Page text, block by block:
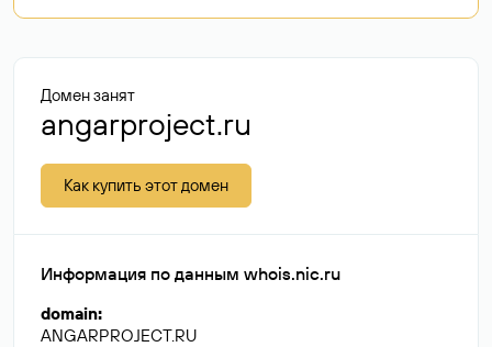
Домен занят
angarproject.ru
Как купить этот домен
Информация по данным whois.nic.ru
domain:
ANGARPROJECT.RU